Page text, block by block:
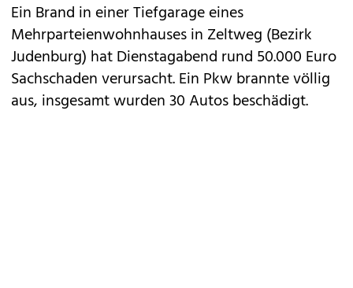
Ein Brand in einer Tiefgarage eines
Mehrparteienwohnhauses in Zeltweg (Bezirk
Judenburg) hat Dienstagabend rund 50.000 Euro
Sachschaden verursacht. Ein Pkw brannte völlig
aus, insgesamt wurden 30 Autos beschädigt.